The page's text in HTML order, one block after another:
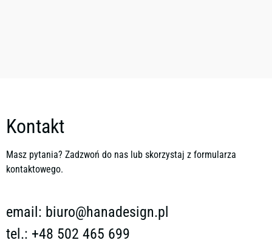
Kontakt
Masz pytania? Zadzwoń do nas lub skorzystaj z formularza
kontaktowego.
email: biuro@hanadesign.pl
tel.: +48 502 465 699